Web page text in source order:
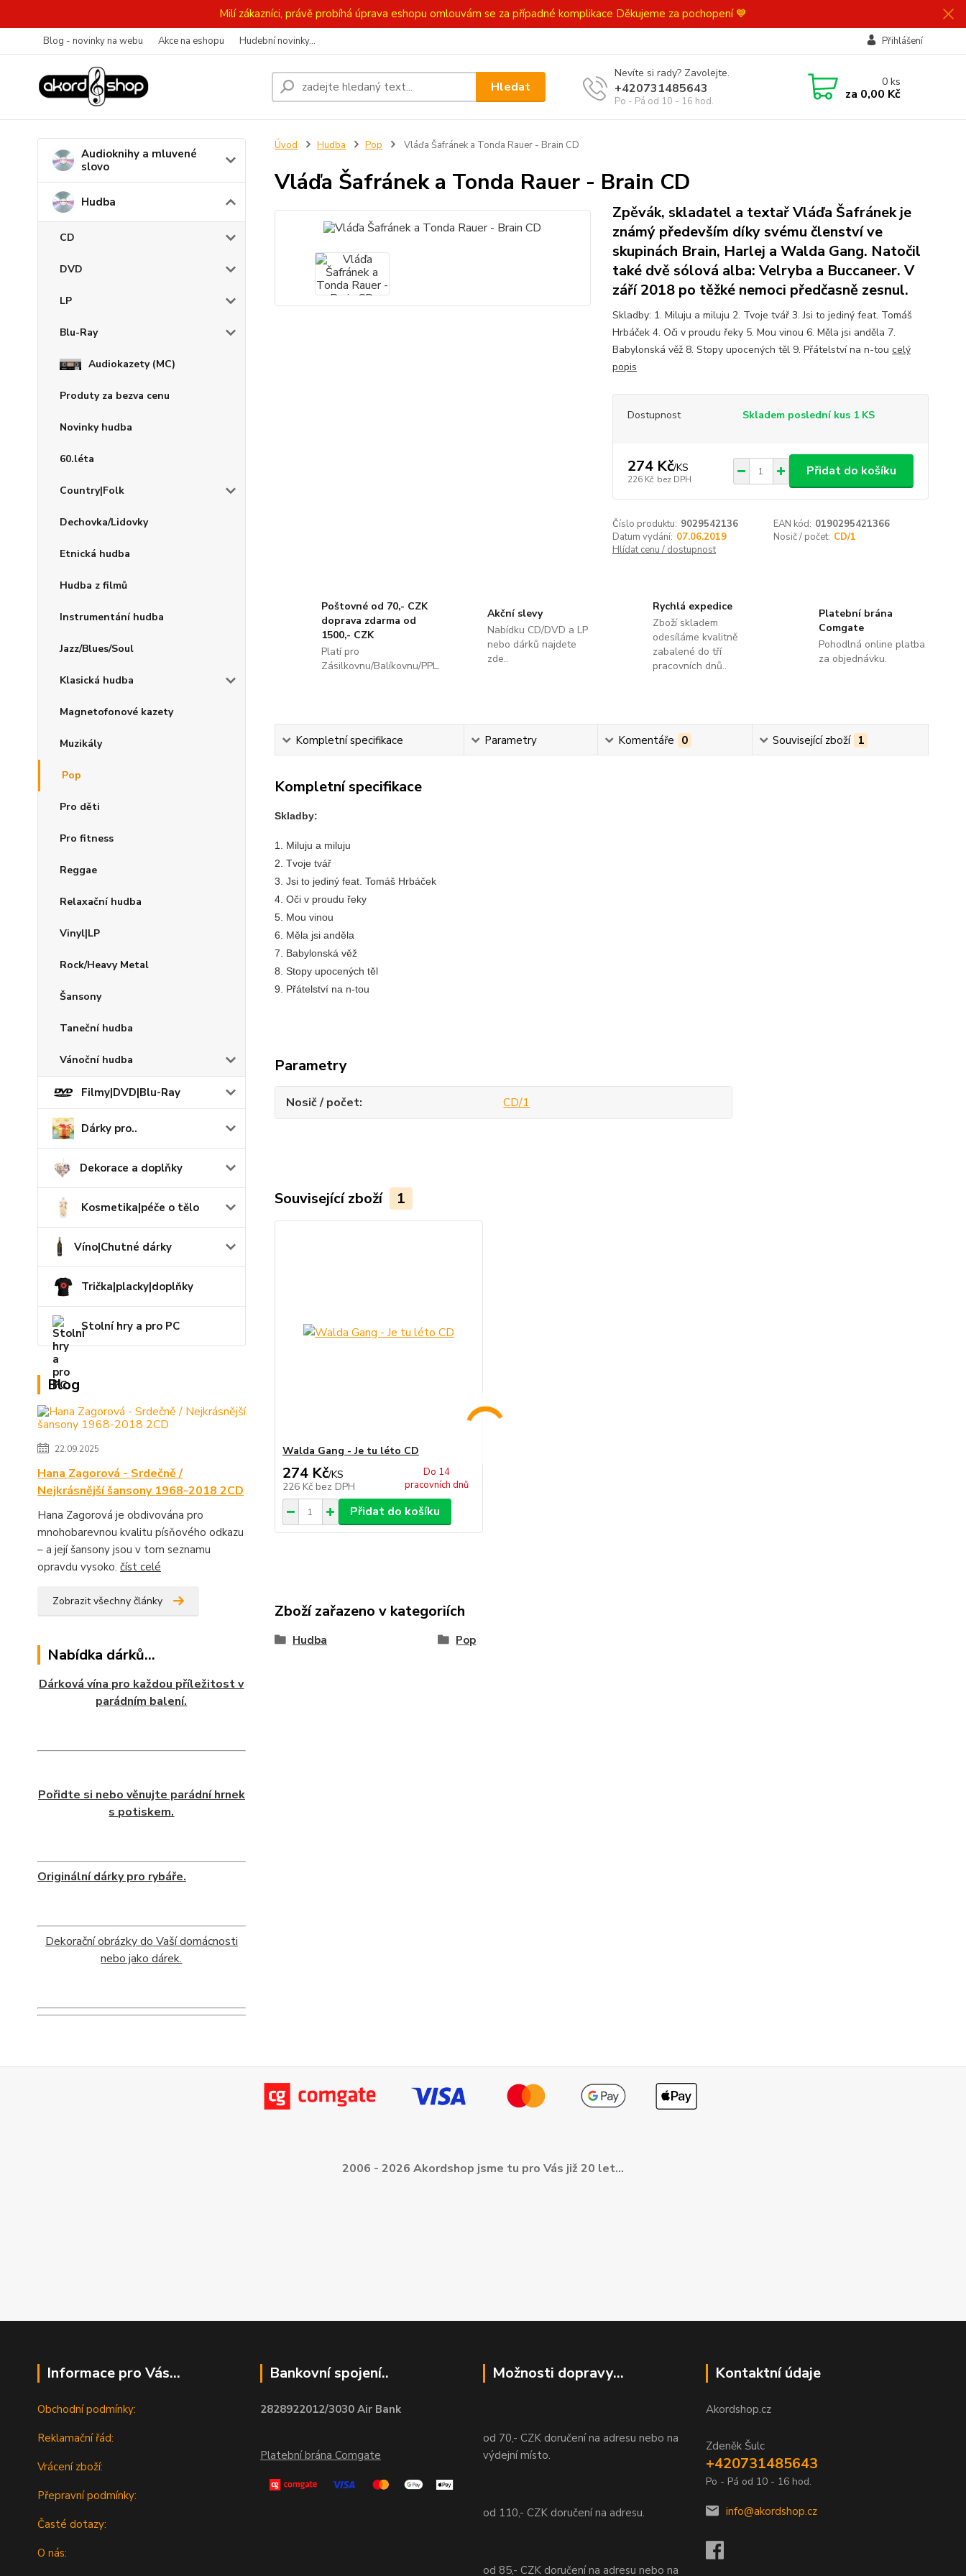
Milí zákazníci, právě probíhá úprava eshopu omlouvám se za případné komplikace Děkujeme za pochopení 💙
Blog - novinky na webu Akce na eshopu Hudební novinky... Přihlášení
Hledat
Nevíte si rady? Zavolejte.
+420731485643
Po - Pá od 10 - 16 hod.
0ks
za 0,00 Kč
Audioknihy a mluvené
slovo
Hudba
CD
DVD
LP
Blu-Ray
Audiokazety (MC)
Produty za bezva cenu
Novinky hudba
60.léta
Country|Folk
Dechovka/Lidovky
Etnická hudba
Hudba z filmů
Instrumentání hudba
Jazz/Blues/Soul
Klasická hudba
Magnetofonové kazety
Muzikály
Pop
Pro děti
Pro fitness
Reggae
Relaxační hudba
Vinyl|LP
Rock/Heavy Metal
Šansony
Taneční hudba
Vánoční hudba
Filmy|DVD|Blu-Ray
Dárky pro..
Dekorace a doplňky
Kosmetika|péče o tělo
Víno|Chutné dárky
Trička|placky|doplňky
Stolní hry a pro PC
Blog
22.09.2025
Hana Zagorová - Srdečně /
Nejkrásnější šansony 1968-2018 2CD
Hana Zagorová je obdivována pro
mnohobarevnou kvalitu písňového odkazu
– a její šansony jsou v tom seznamu
opravdu vysoko. číst celé
Zobrazit všechny články
Nabídka dárků...
Dárková vína pro každou příležitost v
parádním balení.
Pořidte si nebo věnujte parádní hrnek
s potiskem.
Originální dárky pro rybáře.
Dekorační obrázky do Vaší domácnosti
nebo jako dárek.
Úvod Hudba Pop Vláďa Šafránek a Tonda Rauer - Brain CD
Vláďa Šafránek a Tonda Rauer - Brain CD
Zpěvák, skladatel a textař Vláďa Šafránek je
známý především díky svému členství ve
skupinách Brain, Harlej a Walda Gang. Natočil
také dvě sólová alba: Velryba a Buccaneer. V
září 2018 po těžké nemoci předčasně zesnul.
Skladby: 1. Miluju a miluju 2. Tvoje tvář 3. Jsi to jediný feat. Tomáš
Hrbáček 4. Oči v proudu řeky 5. Mou vinou 6. Měla jsi anděla 7.
Babylonská věž 8. Stopy upocených těl 9. Přátelství na n-tou celý
popis
Dostupnost Skladem poslední kus 1 KS
274 Kč/KS
226 Kč bez DPH
Přidat do košíku
Číslo produktu: 9029542136 EAN kód: 0190295421366
Datum vydání: 07.06.2019 Nosič / počet: CD/1
Hlídat cenu / dostupnost
Poštovné od 70,- CZK
doprava zdarma od
1500,- CZK
Platí pro
Zásilkovnu/Balíkovnu/PPL.
Akční slevy
Nabídku CD/DVD a LP
nebo dárků najdete
zde..
Rychlá expedice
Zboží skladem
odesíláme kvalitně
zabalené do tří
pracovních dnů..
Platební brána
Comgate
Pohodlná online platba
za objednávku.
Kompletní specifikace Parametry Komentáře 0 Související zboží 1
Kompletní specifikace
Skladby:
1. Miluju a miluju
2. Tvoje tvář
3. Jsi to jediný feat. Tomáš Hrbáček
4. Oči v proudu řeky
5. Mou vinou
6. Měla jsi anděla
7. Babylonská věž
8. Stopy upocených těl
9. Přátelství na n-tou
Parametry
Nosič / počet CD/1
Související zboží 1
Walda Gang - Je tu léto CD
274 Kč/KS
226 Kč bez DPH
Do 14
pracovních dnů
Přidat do košíku
Zboží zařazeno v kategoriích
Hudba Pop
2006 - 2026 Akordshop jsme tu pro Vás již 20 let...
Informace pro Vás...
Obchodní podmínky:
Reklamační řád:
Vrácení zboží:
Přepravní podmínky:
Časté dotazy:
O nás:
Bankovní spojení..
2828922012/3030 Air Bank
Platební brána Comgate
Možnosti dopravy...
od 70,- CZK doručení na adresu nebo na
výdejní místo.
od 110,- CZK doručení na adresu.
od 85,- CZK doručení na adresu nebo na
Kontaktní údaje
Akordshop.cz
Zdeněk Šulc
+420731485643
Po - Pá od 10 - 16 hod.
info@akordshop.cz